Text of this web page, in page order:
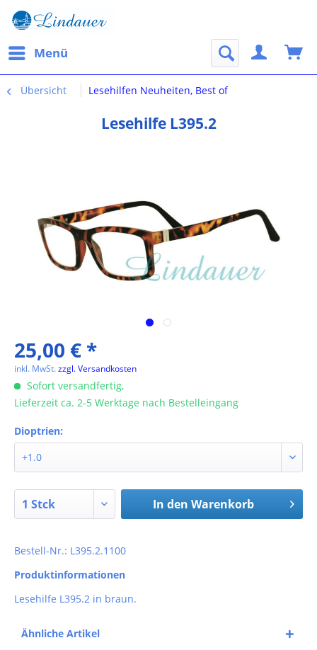
Menü
Übersicht Lesehilfen Neuheiten, Best of
Lesehilfe L395.2
25,00 € *
inkl. MwSt.zzgl. Versandkosten
Sofort versandfertig,
Lieferzeit ca. 2-5 Werktage nach Bestelleingang
Dioptrien:
In den Warenkorb
Bestell-Nr.: L395.2.1100
Produktinformationen
Lesehilfe L395.2 in braun.
Ähnliche Artikel